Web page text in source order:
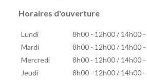
Horaires d'ouverture
Lundi
8h00 - 12h00 / 14h00
Mardi
8h00 - 12h00 / 14h00
Mercredi
8h00 - 12h00 / 14h00
Jeudi
8h00 - 12h00 / 14h00